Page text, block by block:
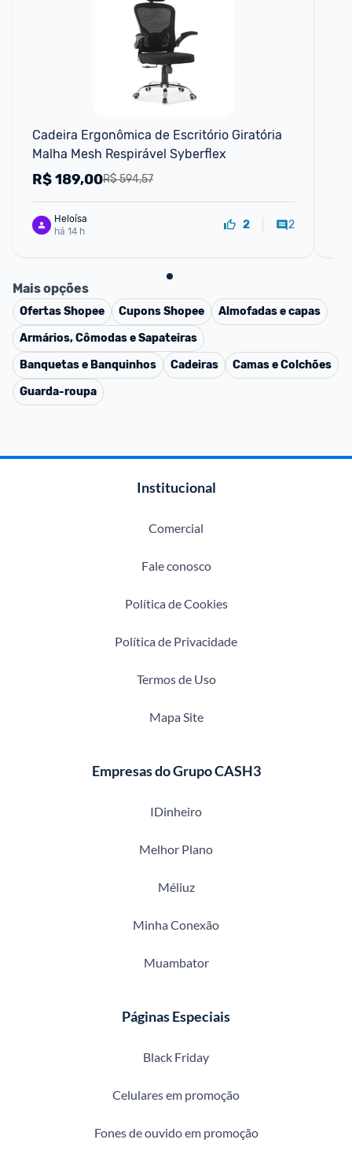
Cadeira Ergonômica de Escritório Giratória
Malha Mesh Respirável Syberflex
R$ 594,57
R$189,00
Heloísa
há 14 h
2 2
Mais opções
OfertasShopee CuponsShopee
Almofadas e capas
Armários, Cômodas e Sapateiras
Banquetas e Banquinhos
Cadeiras
Camas e Colchões
Guarda-roupa
Institucional
Comercial
Fale conosco
Política de Cookies
Política de Privacidade
Termos de Uso
Mapa Site
Empresas do Grupo CASH3
IDinheiro
Melhor Plano
Méliuz
Minha Conexão
Muambator
Páginas Especiais
Black Friday
Celulares em promoção
Fones de ouvido em promoção